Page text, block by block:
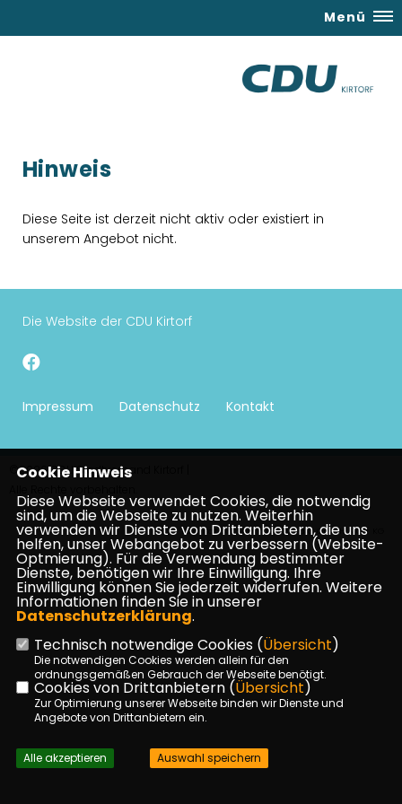
Menü
Hinweis
Diese Seite ist derzeit nicht aktiv oder existiert in
unserem Angebot nicht.
Die Website der CDU Kirtorf
Impressum Datenschutz Kontakt
©2026 CDU Stadtverband Kirtorf |
Realisation: Sharkness Media GmbH & Co. KG
Cookie Hinweis
Diese Webseite verwendet Cookies, die notwendig
sind, um die Webseite zu nutzen. Weiterhin
verwenden wir Dienste von Drittanbietern, die uns
helfen, unser Webangebot zu verbessern (Website-
Optmierung). Für die Verwendung bestimmter
Dienste, benötigen wir Ihre Einwilligung. Ihre
Einwilligung können Sie jederzeit widerrufen. Weitere
Informationen finden Sie in unserer
Datenschutzerklärung.
Technisch notwendige Cookies (Übersicht)
Die notwendigen Cookies werden allein für den
ordnungsgemäßen Gebrauch der Webseite benötigt.
Cookies von Drittanbietern (Übersicht)
Zur Optimierung unserer Webseite binden wir Dienste und
Angebote von Drittanbietern ein.
Alle akzeptieren Auswahl speichern